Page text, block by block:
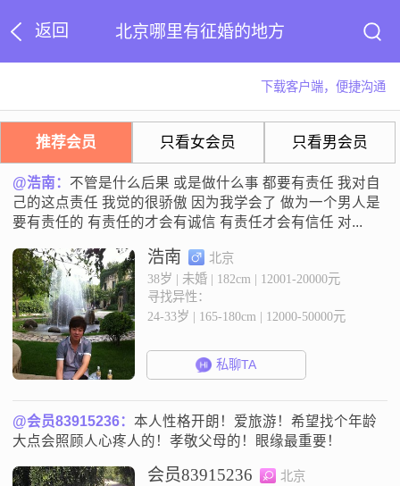
返回 北京哪里有征婚的地方
下载客户端，便捷沟通
推荐会员 只看女会员 只看男会员
@浩南： 不管是什么后果 或是做什么事 都要有责任 我对自
己的这点责任 我觉的很骄傲 因为我学会了 做为一个男人是
要有责任的 有责任的才会有诚信 有责任才会有信任 对...
浩南
北京
38岁 | 未婚 | 182cm | 12001-20000元
寻找异性：
24-33岁 | 165-180cm | 12000-50000元
私聊TA
@会员83915236：本人性格开朗！爱旅游！希望找个年龄
大点会照顾人心疼人的！孝敬父母的！眼缘最重要！
会员83915236
北京